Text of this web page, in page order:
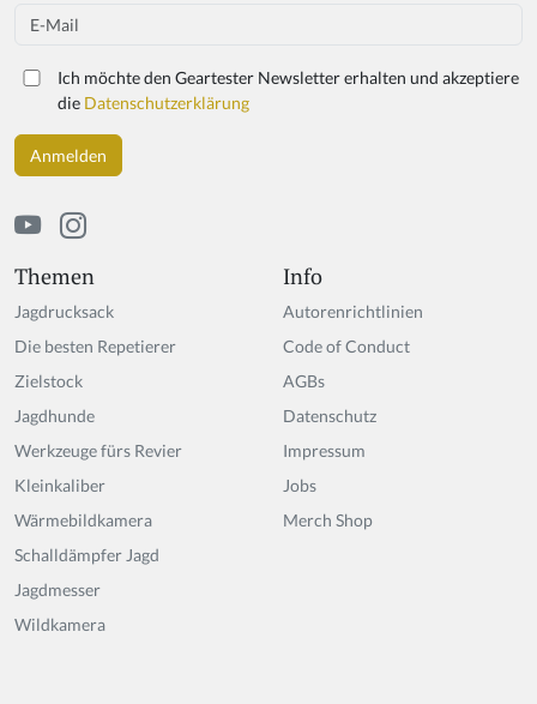
Themen
Jagdrucksack
Die besten Repetierer
Zielstock
Jagdhunde
Werkzeuge fürs Revier
Kleinkaliber
Wärmebildkamera
Schalldämpfer Jagd
Jagdmesser
Wildkamera
Info
Autorenrichtlinien
Code of Conduct
AGBs
Datenschutz
Impressum
Jobs
Merch Shop
Email
Ich möchte den Geartester Newsletter erhalten und akzeptiere
die Datenschutzerklärung